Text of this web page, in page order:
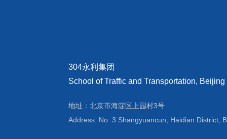
304永利集团
School of Traffic and Transportation,
地址：北京市海淀区上园村3号
Address: No. 3 Shangyuancun, Haidian District,